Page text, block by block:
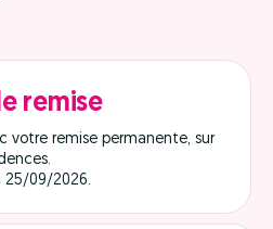
remise
votre remise permanente, sur
25/09/2026.